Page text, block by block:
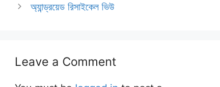
অ্যান্ড্রয়েড রিসাইকেল ভিউ
Leave a Comment